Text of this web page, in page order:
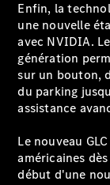
Trouvez un
véhicule
neuf en
stock
Configurez
véhicule
SUV
Enfin, la
une nouvelle
avec NVIDIA.
génération
sur un bouton,
du parking
assistance
Le nouveau
américaines
début d'une